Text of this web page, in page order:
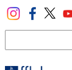
Pular
para
principal